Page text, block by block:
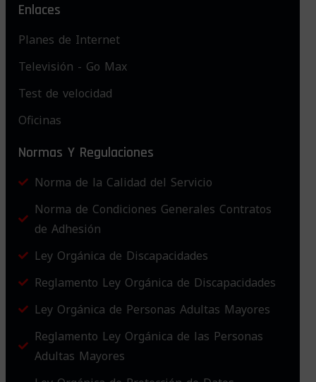
Enlaces
Planes de Internet
Televisión - Go Max
Test de velocidad
Oficinas
Normas Y Regulaciones
Norma de la Calidad del Servicio
Norma de Condiciones Generales Contratos
de Adhesión
Ley Orgánica de Discapacidades
Reglamento Ley Orgánica de Discapacidades
Ley Orgánica de Personas Adultas Mayores
Reglamento Ley Orgánica de las Personas
Adultas Mayores